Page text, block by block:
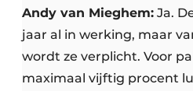
Andy van Mieghem: Ja.
jaar al in werking, maar
wordt ze verplicht. Voor
maximaal vijftig procent